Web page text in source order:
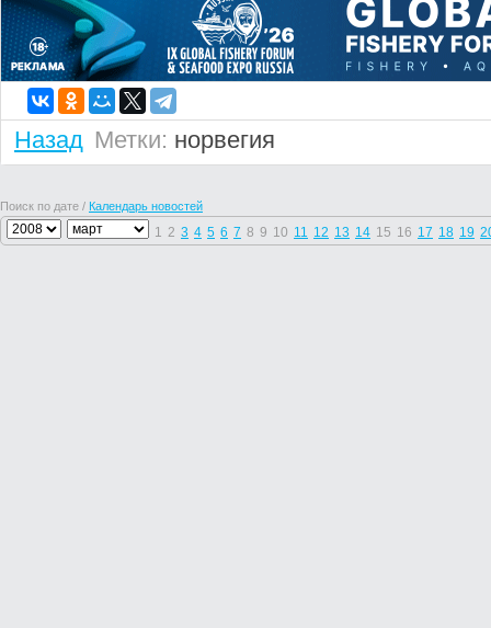
Назад Метки: норвегия
Поиск по дате / Календарь новостей
1 2 3 4 5 6 7 8 9 10 11 12 13 14 15 16 17 18 19